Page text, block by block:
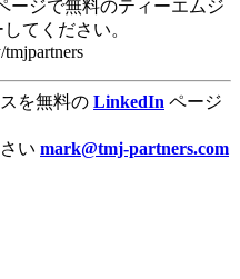
ージで無料のティーエムジ
てください。
を無料の LinkedIn ページ
い mark@tmj-partners.com